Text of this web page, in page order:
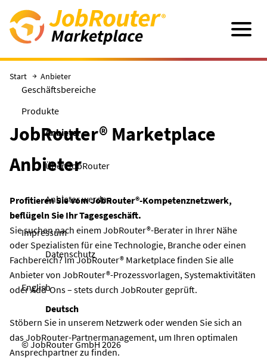
Direkt zum Hauptinhalt
Geschäftsbereiche
Produkte
Anbieter
Über JobRouter
Anbieter werden
Impressum
Datenschutz
English
Deutsch
© JobRouter GmbH 2026
Start Anbieter
JobRouter® Marketplace
Anbieter
Profitieren Sie vom JobRouter®-Kompetenznetzwerk,
beflügeln Sie Ihr Tagesgeschäft.
Sie suchen nach einem JobRouter®-Berater in Ihrer Nähe
oder Spezialisten für eine Technologie, Branche oder einen
Fachbereich? Im JobRouter® Marketplace finden Sie alle
Anbieter von JobRouter®-Prozessvorlagen, Systemaktivitäten
oder Add-Ons – stets durch JobRouter geprüft.
Stöbern Sie in unserem Netzwerk oder wenden Sie sich an
das JobRouter-Partnermanagement, um Ihren optimalen
Ansprechpartner zu finden.